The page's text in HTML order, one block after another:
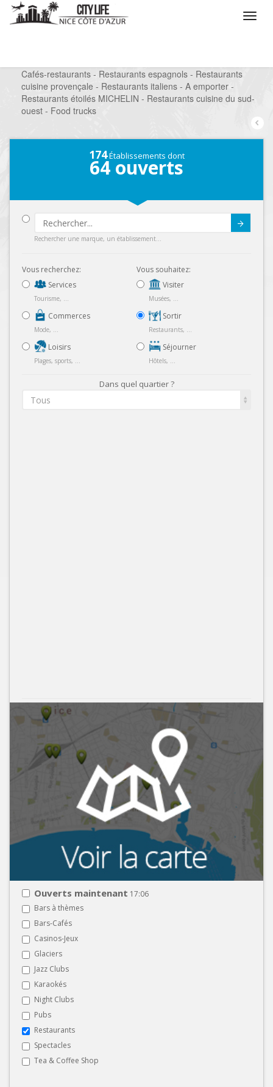
Cafés-restaurants - Restaurants espagnols - Restaurants
cuisine provençale - Restaurants italiens - A emporter -
Restaurants étoilés MICHELIN - Restaurants cuisine du sud-
ouest - Food trucks
174Établissements dont
64 ouverts
Rechercher une marque, un établissement...
Vous recherchez:
Services
Tourisme, ...
Commerces
Mode, ...
Loisirs
Plages, sports, ...
Vous souhaitez:
Visiter
Musées, ...
Sortir
Restaurants, ...
Séjourner
Hôtels, ...
Dans quel quartier ?
Tous
Ouverts maintenant 17:06
Bars à thèmes
Bars-Cafés
Casinos-Jeux
Glaciers
Jazz Clubs
Karaokés
Night Clubs
Pubs
Restaurants
Spectacles
Tea & Coffee Shop